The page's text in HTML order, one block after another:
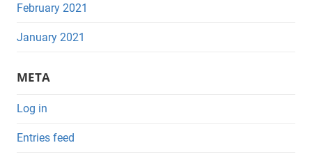
February 2021
January 2021
META
Log in
Entries feed